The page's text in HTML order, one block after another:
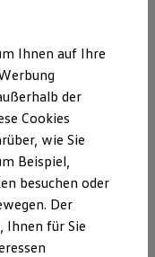
Buzz
Caravelle
Modelle
Ihnen auf Ihre
der
Cookies
wie Sie
Beispiel,
besuchen oder
Der
Ihnen für Sie